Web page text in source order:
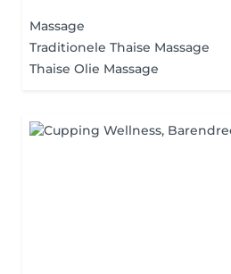
Massage
Traditionele Thaise Massage
Thaise Olie Massage